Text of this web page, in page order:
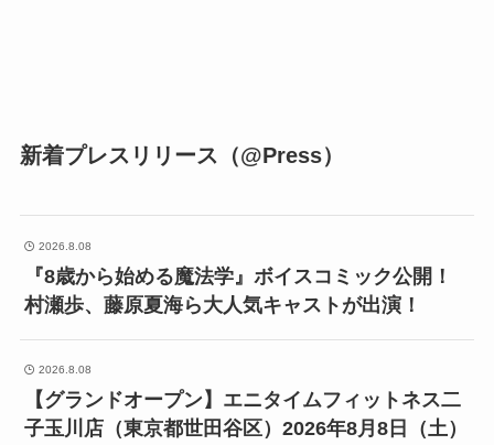
新着プレスリリース（@Press）
2026.8.08
『8歳から始める魔法学』ボイスコミック公開！
村瀬歩、藤原夏海ら大人気キャストが出演！
2026.8.08
【グランドオープン】エニタイムフィットネス二
子玉川店（東京都世田谷区）2026年8月8日（土）